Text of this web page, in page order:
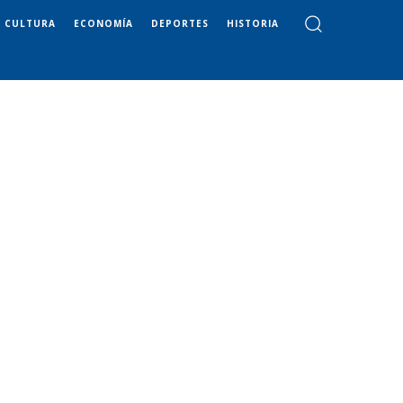
CULTURA ECONOMÍA DEPORTES HISTORIA